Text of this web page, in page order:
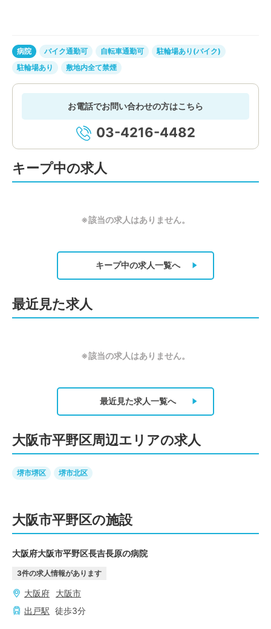
病院 バイク通勤可 自転車通勤可
駐輪場あり(バイク)
駐輪場あり
敷地内全て禁煙
お電話でお問い合わせの方はこちら
03-4216-4482
キープ中の求人
※該当の求人はありません。
キープ中の求人一覧へ
最近見た求人
※該当の求人はありません。
最近見た求人一覧へ
大阪市平野区周辺エリアの求人
堺市堺区 堺市北区
大阪市平野区の施設
大阪府大阪市平野区長吉長原の病院
3件の求人情報があります
大阪府
大阪市
出戸駅 徒歩3分